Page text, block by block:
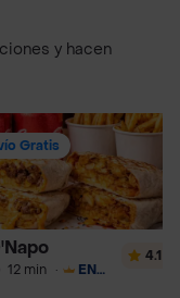
y hacen
Gratis
12 min · ENVÍO GRATIS
4.1